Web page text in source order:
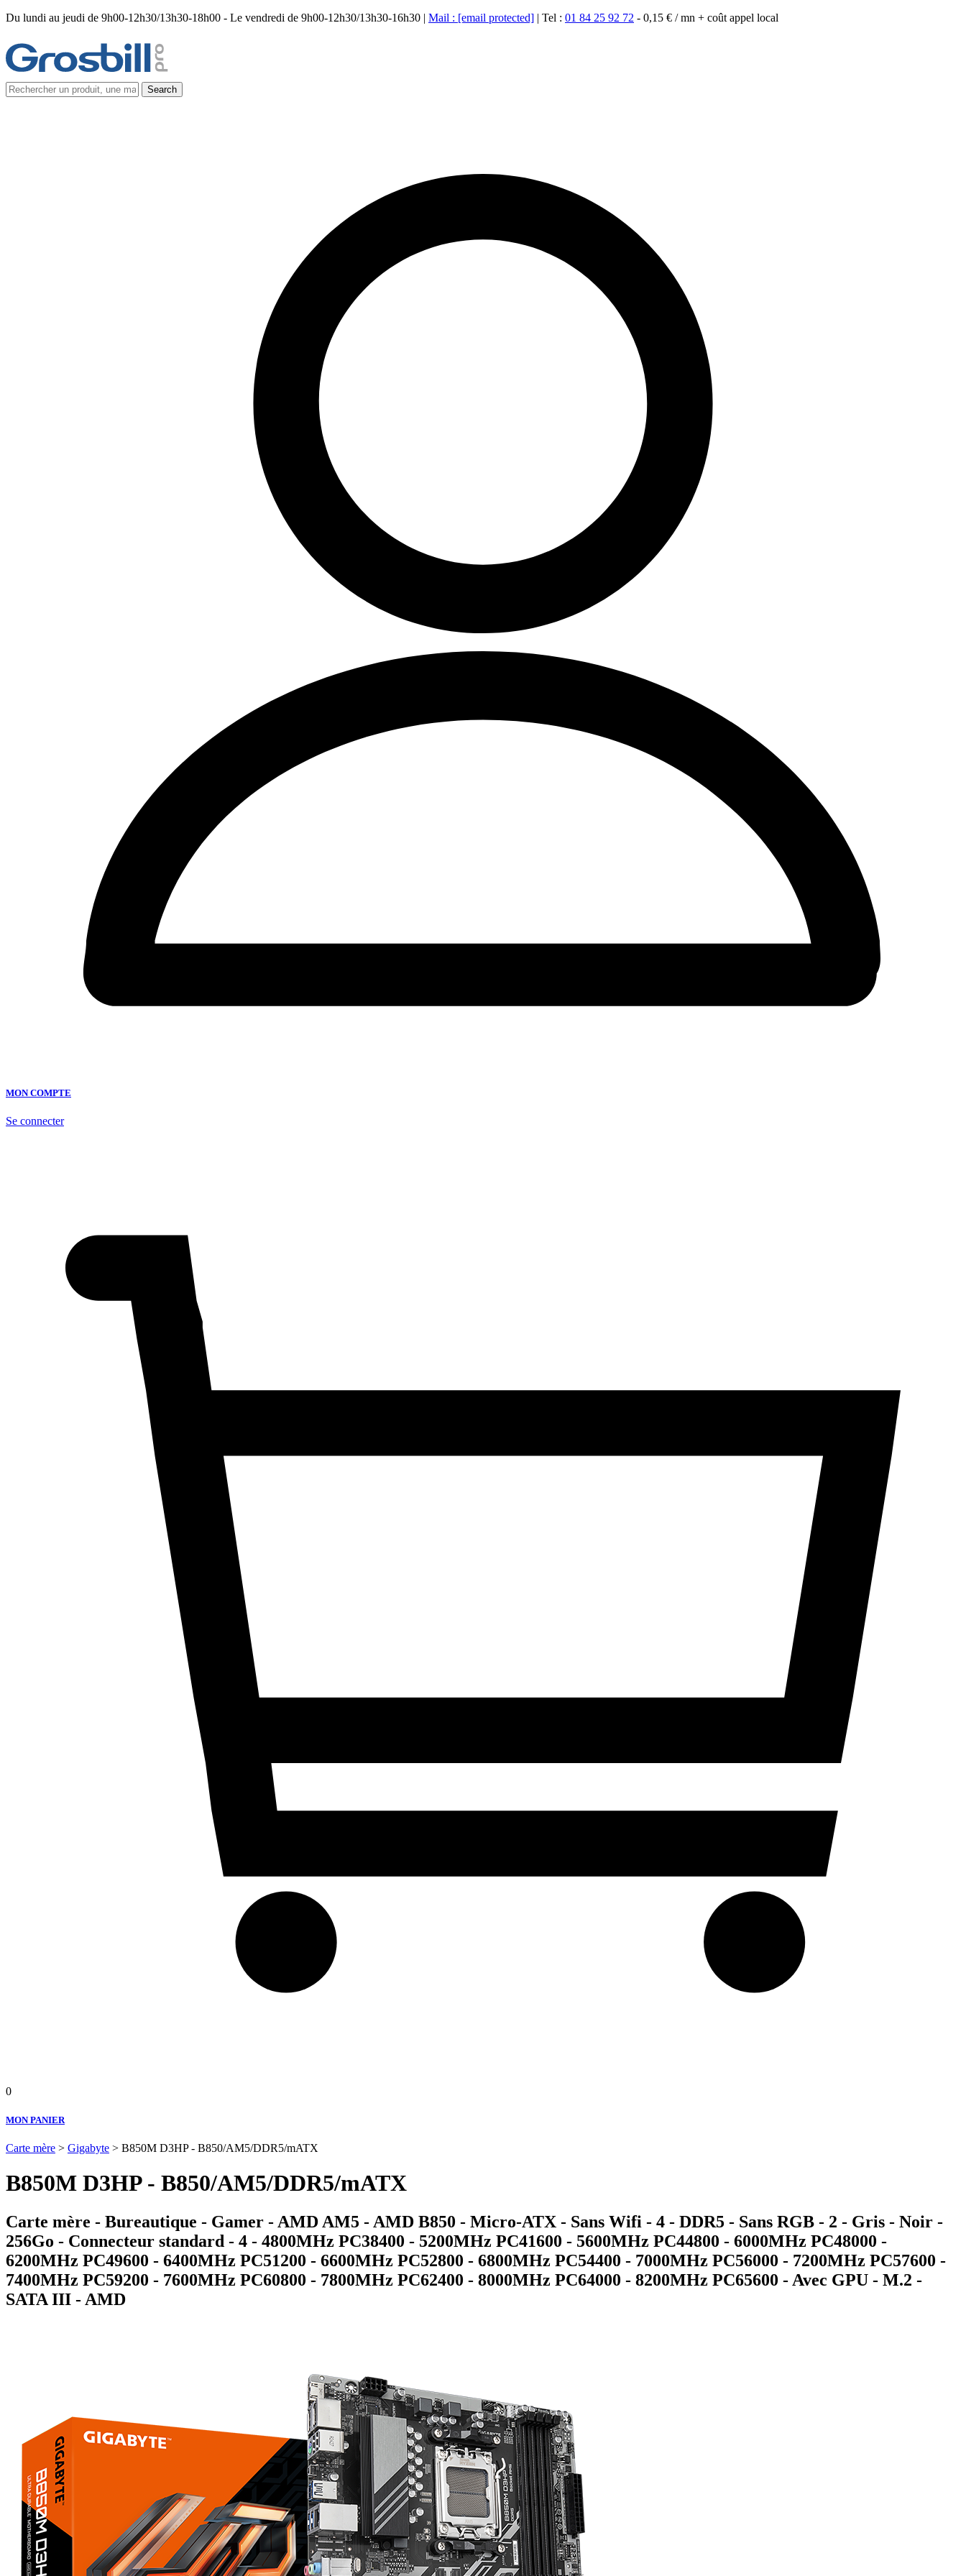
Du lundi au jeudi de 9h00-12h30/13h30-18h00 - Le vendredi de 9h00-12h30/13h30-16h30 | Mail : [email protected] | Tel : 01 84 25 92 72 - 0,15 € / mn + coût appel local
MON COMPTE
Se connecter
0
MON PANIER
Carte mère > Gigabyte > B850M D3HP - B850/AM5/DDR5/mATX
B850M D3HP - B850/AM5/DDR5/mATX
Carte mère - Bureautique - Gamer - AMD AM5 - AMD B850 - Micro-ATX - Sans Wifi - 4 - DDR5 - Sans RGB - 2 - Gris - Noir -
256Go - Connecteur standard - 4 - 4800MHz PC38400 - 5200MHz PC41600 - 5600MHz PC44800 - 6000MHz PC48000 -
6200MHz PC49600 - 6400MHz PC51200 - 6600MHz PC52800 - 6800MHz PC54400 - 7000MHz PC56000 - 7200MHz PC57600 -
7400MHz PC59200 - 7600MHz PC60800 - 7800MHz PC62400 - 8000MHz PC64000 - 8200MHz PC65600 - Avec GPU - M.2 -
SATA III - AMD